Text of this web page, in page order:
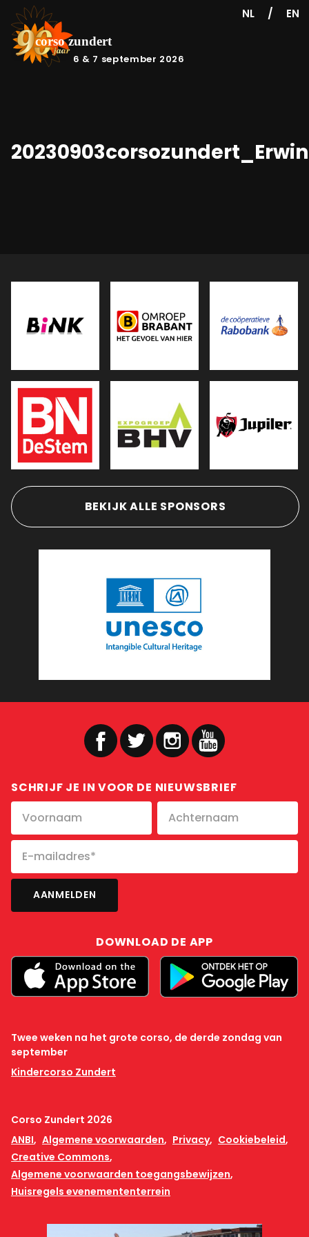
6 & 7 september 2026
NL / EN
BEKIJK ALLE SPONSORS
SCHRIJF JE IN VOOR DE NIEUWSBRIEF
DOWNLOAD DE APP
Twee weken na het grote corso, de derde zondag van
september
Kindercorso Zundert
Corso Zundert 2026
ANBI
Algemene voorwaarden Privacy
Cookiebeleid
Creative Commons
Algemene voorwaarden toegangsbewijzen
Huisregels evenemententerrein